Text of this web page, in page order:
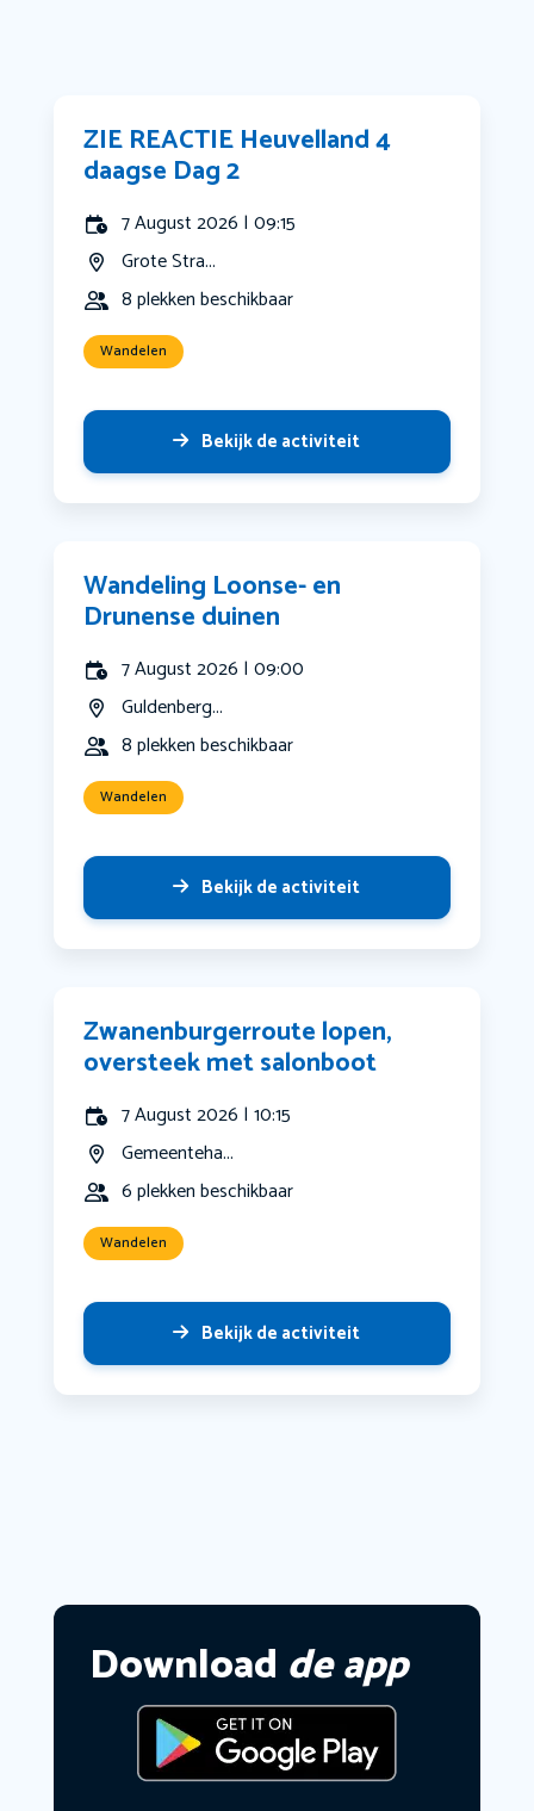
ZIE REACTIE Heuvelland 4
daagse Dag 2
7 August 2026 | 09:15
Grote Stra...
8 plekken beschikbaar
Wandelen
Bekijk de activiteit
Wandeling Loonse- en
Drunense duinen
7 August 2026 | 09:00
Guldenberg...
8 plekken beschikbaar
Wandelen
Bekijk de activiteit
Zwanenburgerroute lopen,
oversteek met salonboot
7 August 2026 | 10:15
Gemeenteha...
6 plekken beschikbaar
Wandelen
Bekijk de activiteit
Download de app